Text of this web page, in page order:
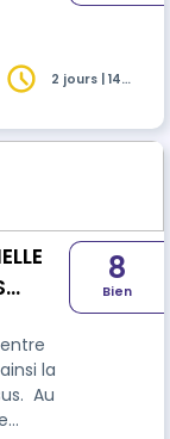
2 jours | 14
la
8
Bien